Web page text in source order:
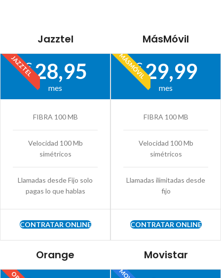
Jazztel
JAZZTEL
€28,95
mes
FIBRA 100 MB
Velocidad 100 Mb
simétricos
Llamadas desde Fijo solo
pagas lo que hablas
CONTRATAR ONLINE
MásMóvil
MÁSMÓVIL
€29,99
mes
FIBRA 100 MB
Velocidad 100 Mb
simétricos
Llamadas ilimitadas desde
fijo
CONTRATAR ONLINE
Orange Movistar